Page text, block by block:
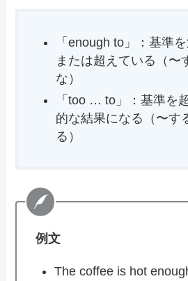
「enough to」：基準
または超えている（〜
な）
「too … to」：基準を
的な結果になる（〜す
る）
例文
The coffee is hot